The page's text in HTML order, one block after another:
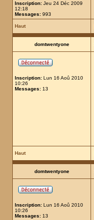
Inscription: Jeu 24 Déc 2009
12:18
Messages: 993
Haut
domtwentyone
Inscription: Lun 16 Aoû 2010
10:26
Messages: 13
Haut
domtwentyone
Inscription: Lun 16 Aoû 2010
10:26
Messages: 13